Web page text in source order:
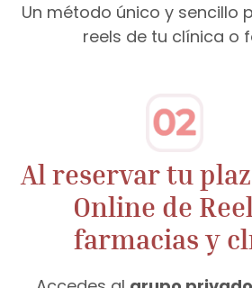
Un método único y sencillo
reels de tu clínica o
Al reservar tu
Online de
farmacias y